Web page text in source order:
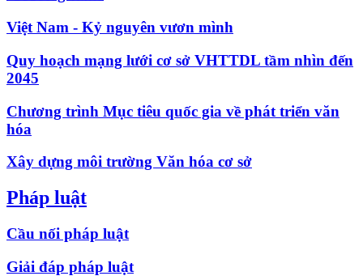
Việt Nam - Kỷ nguyên vươn mình
Quy hoạch mạng lưới cơ sở VHTTDL tầm nhìn đến
2045
Chương trình Mục tiêu quốc gia về phát triển văn
hóa
Xây dựng môi trường Văn hóa cơ sở
Pháp luật
Cầu nối pháp luật
Giải đáp pháp luật